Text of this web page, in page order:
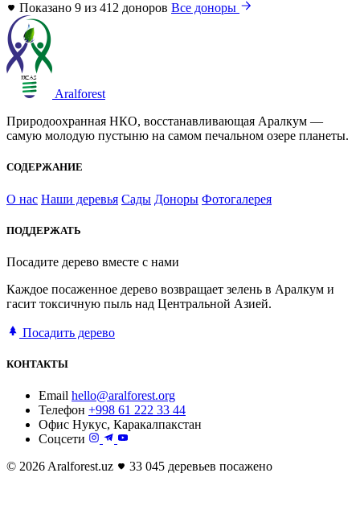
Показано 9 из 412 доноров Все доноры
Aralforest
Природоохранная НКО, восстанавливающая Аралкум —
самую молодую пустыню на самом печальном озере планеты.
СОДЕРЖАНИЕ
О нас Наши деревья Сады Доноры Фотогалерея
ПОДДЕРЖАТЬ
Посадите дерево вместе с нами
Каждое посаженное дерево возвращает зелень в Аралкум и
гасит токсичную пыль над Центральной Азией.
Посадить дерево
КОНТАКТЫ
Email hello@aralforest.org
Телефон +998 61 222 33 44
Офис Нукус, Каракалпакстан
Соцсети
© 2026 Aralforest.uz
33 045 деревьев посажено